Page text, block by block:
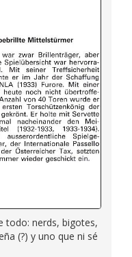
todo: nerds, bigotes,
(?) y uno que ni sé